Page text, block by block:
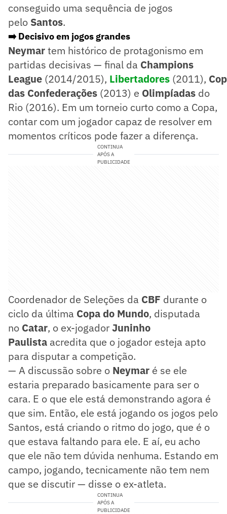
conseguido uma sequência de jogos
pelo Santos.
➡️ Decisivo em jogos grandes
Neymartem histórico de protagonismo em
partidas decisivas — final da Champions
League (2014/2015), Libertadores (2011),
das Confederações (2013) e Olimpíadas do
Rio (2016). Em um torneio curto como a Copa,
contar com um jogador capaz de resolver em
momentos críticos pode fazer a diferença.
CONTINUA
APÓS A
PUBLICIDADE
Coordenador de Seleções da CBF durante o
ciclo da última Copa do Mundo, disputada
no Catar, o ex-jogadorJuninho
Paulista acredita que o jogador esteja apto
para disputar a competição.
— A discussão sobre o Neymar é se ele
estaria preparado basicamente para ser o
cara. E o que ele está demonstrando agora é
que sim. Então, ele está jogando os jogos pelo
Santos, está criando o ritmo do jogo, que é o
que estava faltando para ele. E aí, eu acho
que ele não tem dúvida nenhuma. Estando em
campo, jogando, tecnicamente não tem nem
que se discutir — disse o ex-atleta.
CONTINUA
APÓS A
PUBLICIDADE